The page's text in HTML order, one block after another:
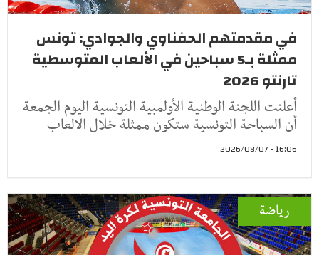
في مقدمتهم الحفناوي والجوادي: تونس
ممثلة بـ5 سباحين في الألعاب المتوسطية
تارنتو 2026
أعلنت اللجنة الوطنية الأولمبية التونسية اليوم الجمعة
أن السباحة التونسية ستكون ممثلة خلال الالعاب
16:06 - 2026/08/07
رياضة